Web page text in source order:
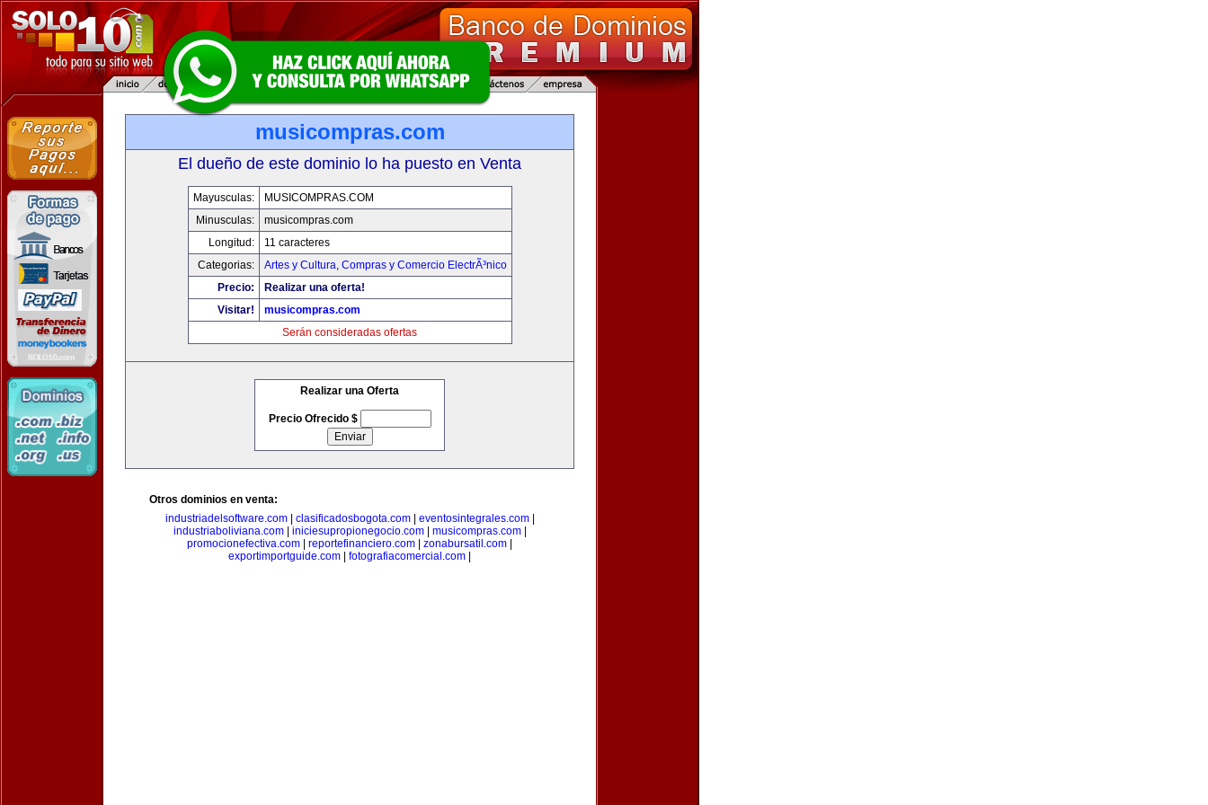
musicompras.com
El dueño de este dominio lo ha puesto en Venta
Mayusculas:
MUSICOMPRAS.COM
Minusculas:
musicompras.com
Longitud:
11 caracteres
Categorias:
Artes y Cultura, Compras y Comercio ElectrÃ³nico
Precio:
Realizar una oferta!
Visitar!
musicompras.com
Serán consideradas ofertas
Realizar una Oferta
Precio Ofrecido $
Otros dominios en venta:
industriadelsoftware.com| clasificadosbogota.com| eventosintegrales.com|
industriaboliviana.com| iniciesupropionegocio.com| musicompras.com|
promocionefectiva.com
reportefinanciero.com zonabursatil.com
exportimportguide.com
fotografiacomercial.com